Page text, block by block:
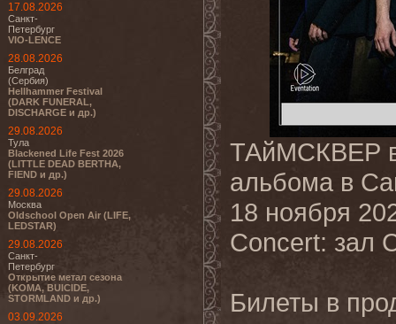
17.08.2026
Санкт-
Петербург
VIO-LENCE
28.08.2026
Белград
(Сербия)
Hellhammer Festival
(DARK FUNERAL,
DISCHARGE и др.)
29.08.2026
Тула
Blackened Life Fest 2026
(LITTLE DEAD BERTHA,
FIEND и др.)
29.08.2026
Москва
Oldschool Open Air (LIFE,
LEDSTAR)
29.08.2026
Санкт-
Петербург
Открытие метал сезона
(KOMA, BUICIDE,
STORMLAND и др.)
03.09.2026
ТАйМСКВЕР
альбома в
18 ноября
Concert: зал
Билеты в